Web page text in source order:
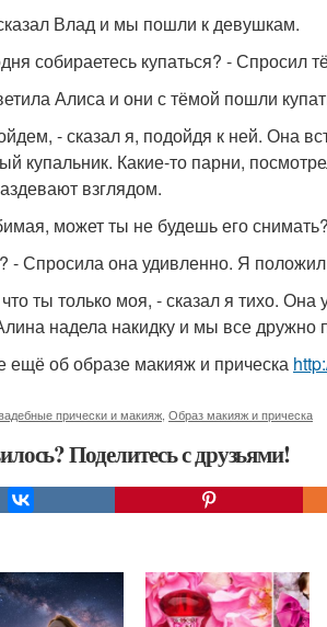
Влад и мы пошли к девушкам.
собираетесь купаться? - Спросил
Алиса и они с тёмой пошли
- сказал я, подойдя к ней. Она
купальник. Какие-то парни,
взглядом.
может ты не будешь его
- Спросила она удивленно. Я
ты только моя, - сказал я тихо.
надела накидку и мы все дружно
ещё об образе макияж и прическа
прически и макияж Образ макияж и прическа
Поделитесь с друзьями!